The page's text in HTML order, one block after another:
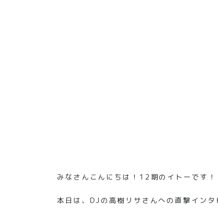
みなさんこんにちは！12期のイトーです！
本日は、DJの高樹リサさんへの直撃インタ